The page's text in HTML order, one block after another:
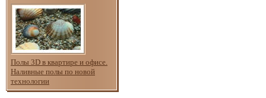
Полы 3D в квартире и офисе.
Наливные полы по новой
технологии